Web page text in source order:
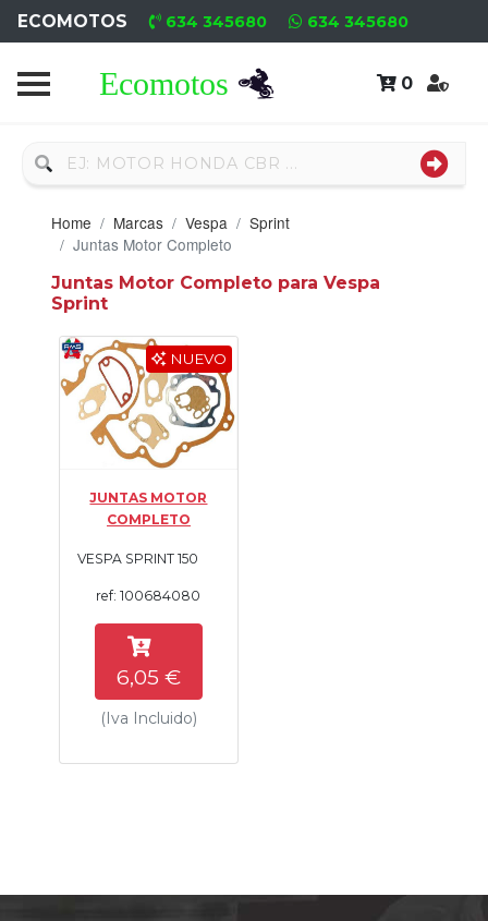
ECOMOTOS 634 345680 634 345680
0
Home
Usado
Neumáticos
Campa
Motores
Nuevos
Motores
Usados
Tasaciones
Empresa
Contacto
Home Marcas Vespa
Sprint
Juntas Motor Completo
Juntas Motor Completo para Vespa
Sprint
NUEVO
JUNTAS MOTOR
COMPLETO
VESPA SPRINT 150
ref: 100684080
6,05 €
(Iva Incluido)